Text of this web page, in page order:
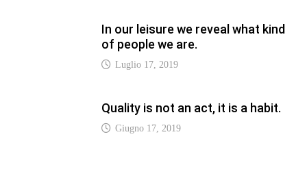
In our leisure we reveal what kind
of people we are.
Luglio 17, 2019
Quality is not an act, it is a habit.
Giugno 17, 2019